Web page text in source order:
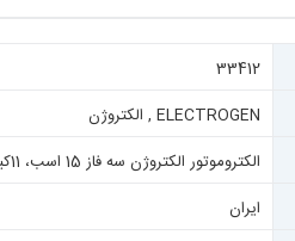
33412
ELECTROGEN , الکتروژن
الکتروموتور الکتروژن سه فاز 15 اسب، 11کیلووات، 1500 دور، پوسته آلومینیم
ایران